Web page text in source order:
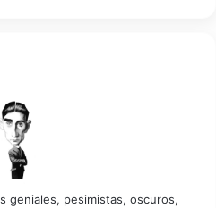
geniales, pesimistas, oscuros,